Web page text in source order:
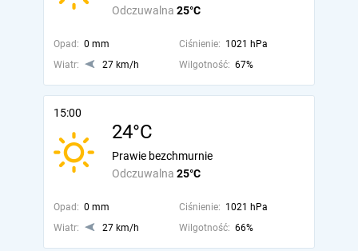
Odczuwalna 25°C
Opad: 0 mm Ciśnienie: 1021 hPa
Wiatr:
27 km/h Wilgotność: 67%
15:00
24°C
Odczuwalna 25°C
Prawie bezchmurnie
Opad: 0 mm Ciśnienie: 1021 hPa
Wiatr:
27 km/h Wilgotność: 66%